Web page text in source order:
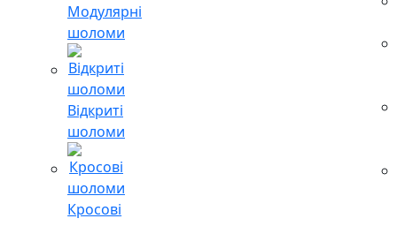
Модулярні
шоломи
Відкриті
шоломи
Кросові